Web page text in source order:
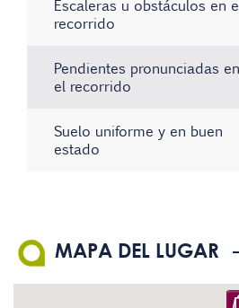
Escaleras u obstáculos en el
recorrido
Pendientes pronunciadas en
el recorrido
Suelo uniforme y en buen
estado
MAPA DEL LUGAR